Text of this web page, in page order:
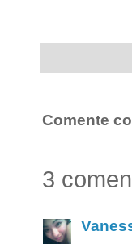
Comente
3